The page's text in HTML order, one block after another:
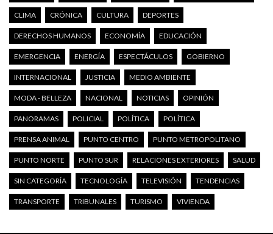
CLIMA CRÓNICA CULTURA DEPORTES
DERECHOS HUMANOS ECONOMÍA EDUCACIÓN
EMERGENCIA ENERGÍA ESPECTÁCULOS GOBIERNO
INTERNACIONAL JUSTICIA MEDIO AMBIENTE
MODA - BELLEZA NACIONAL NOTICIAS OPINIÓN
PANORAMAS POLICIAL POLÍTICA POLÍTICA
PRENSA ANIMAL PUNTO CENTRO PUNTO METROPOLITANO
PUNTO NORTE PUNTO SUR RELACIONES EXTERIORES SALUD
SIN CATEGORÍA TECNOLOGÍA TELEVISIÓN TENDENCIAS
TRANSPORTE TRIBUNALES TURISMO VIVIENDA